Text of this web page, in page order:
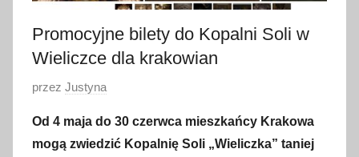
Promocyjne bilety do Kopalni Soli w
Wieliczce dla krakowian
O
u
b
przez Justyna
Od 4 maja do 30 czerwca mieszkańcy Krakowa
mogą zwiedzić Kopalnię Soli „Wieliczka” taniej